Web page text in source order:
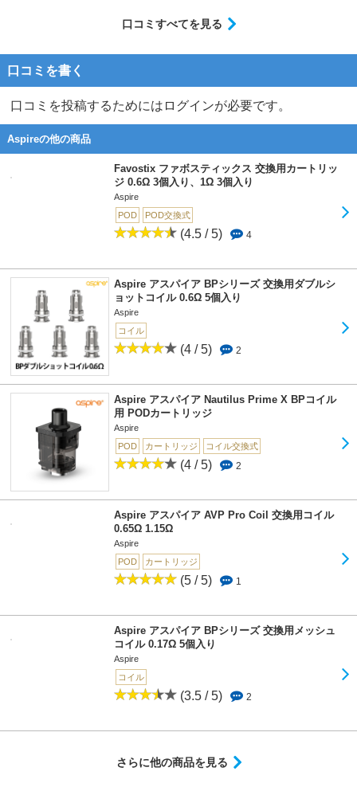
口コミすべてを見る
口コミを書く
口コミを投稿するためにはログインが必要です。
Aspireの他の商品
Favostix ファボスティックス 交換用カートリッ
ジ 0.6Ω 3個入り、1Ω 3個入り
Aspire
POD
POD交換式
(4.5 / 5) 4
Aspire アスパイア BPシリーズ 交換用ダブルシ
ョットコイル 0.6Ω 5個入り
Aspire
コイル
(4 / 5) 2
Aspire アスパイア Nautilus Prime X BPコイル
用 PODカートリッジ
Aspire
POD
カートリッジ コイル交換式
(4 / 5) 2
Aspire アスパイア AVP Pro Coil 交換用コイル
0.65Ω 1.15Ω
Aspire
POD
カートリッジ
(5 / 5) 1
Aspire アスパイア BPシリーズ 交換用メッシュ
コイル 0.17Ω 5個入り
Aspire
コイル
(3.5 / 5) 2
さらに他の商品を見る